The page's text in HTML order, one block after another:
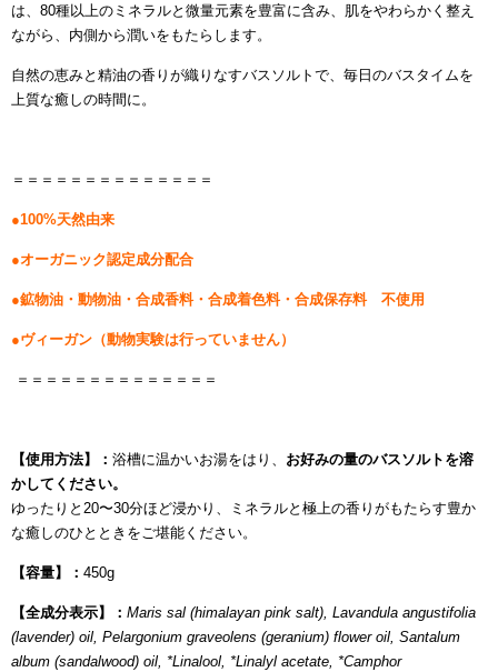
は、80種以上のミネラルと微量元素を豊富に含み、肌をやわらかく整え
ながら、内側から潤いをもたらします。
自然の恵みと精油の香りが織りなすバスソルトで、 毎日のバスタイムを
上質な癒しの時間に。
＝＝＝＝＝＝＝＝＝＝＝＝＝＝
●100%天然由来
●オーガニック認定成分配合
●鉱物油・動物油・合成香料・合成着色料・合成保存料 不使用
●ヴィーガン（動物実験は行っていません）
＝＝＝＝＝＝＝＝＝＝＝＝＝＝
【使用方法】： 浴槽に温かいお湯をはり、 お好みの量のバスソルトを溶
かしてください。
ゆったりと20〜30分ほど浸かり、ミネラルと極上の香りがもたらす豊か
な癒しのひとときをご堪能ください。
【容量】： 450g
【全成分表示】： Maris sal (himalayan pink salt), Lavandula angustifolia
(lavender) oil, Pelargonium graveolens (geranium) flower oil, Santalum
album (sandalwood) oil, *Linalool, *Linalyl acetate, *Camphor